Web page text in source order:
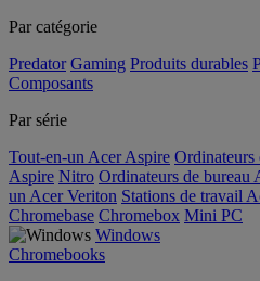
Par catégorie
Predator Gaming Produits durables
Composants
Par série
Tout-en-un Acer Aspire Ordinateurs
Aspire Nitro Ordinateurs de bureau
un Acer Veriton Stations de travail
Chromebase Chromebox Mini PC
Windows
Chromebooks